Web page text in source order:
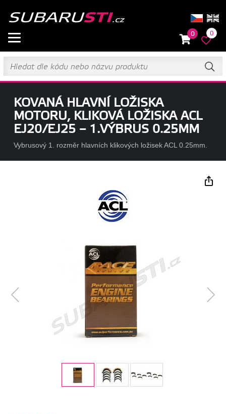
0 0
KOVANÁ HLAVNÍ LOŽISKA
MOTORU, KLIKOVÁ LOŽISKA ACL
EJ20/EJ25 – 1.VÝBRUS 0.25MM
Vybrusový 1. rozměr hlavních klikových ložisek ACL 0.25mm.